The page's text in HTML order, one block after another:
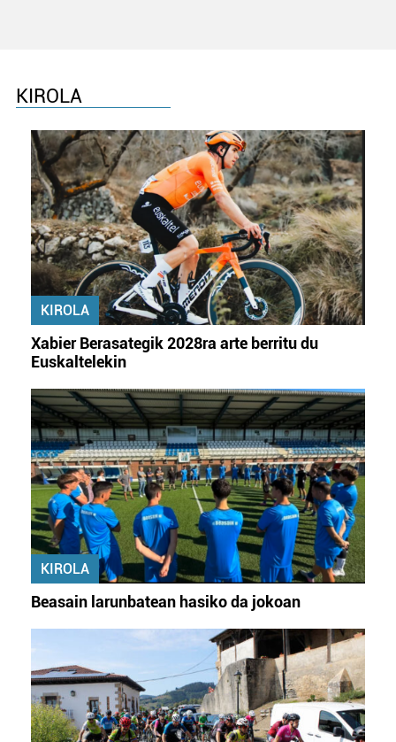
KIROLA
KIROLA
Xabier Berasategik 2028ra arte berritu du
Euskaltelekin
KIROLA
Beasain larunbatean hasiko da jokoan